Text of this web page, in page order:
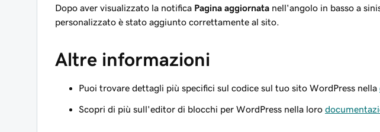
Dopo aver visualizzato la notifica Pagina aggiornata nell'angolo in basso a
personalizzato è stato aggiunto correttamente al sito.
Altre informazioni
Puoi trovare dettagli più specifici sul codice sul tuo sito WordPress nella
Scopri di più sull'editor di blocchi per WordPress nella loro